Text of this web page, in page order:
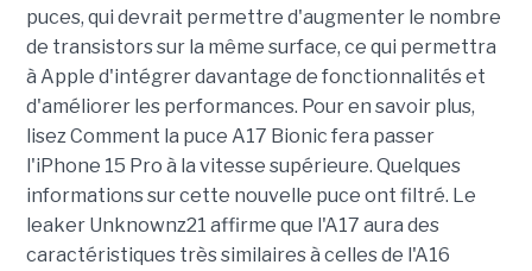
puces, qui devrait permettre d'augmenter le nombre
de transistors sur la même surface, ce qui permettra
à Apple d'intégrer davantage de fonctionnalités et
d'améliorer les performances. Pour en savoir plus,
lisez Comment la puce A17 Bionic fera passer
l'iPhone 15 Pro à la vitesse supérieure. Quelques
informations sur cette nouvelle puce ont filtré. Le
leaker Unknownz21 affirme que l'A17 aura des
caractéristiques très similaires à celles de l'A16